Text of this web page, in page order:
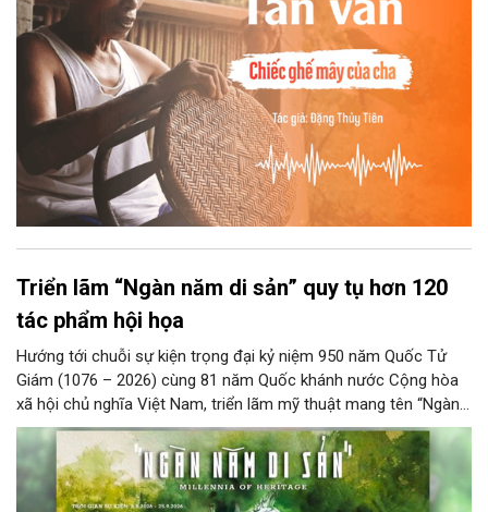
Triển lãm “Ngàn năm di sản” quy tụ hơn 120
tác phẩm hội họa
Hướng tới chuỗi sự kiện trọng đại kỷ niệm 950 năm Quốc Tử
Giám (1076 – 2026) cùng 81 năm Quốc khánh nước Cộng hòa
xã hội chủ nghĩa Việt Nam, triển lãm mỹ thuật mang tên “Ngàn
năm di sản” sẽ chính thức khai mạc vào ngày 8/8 tại Nhà Thái
Học, Di tích Quốc gia đặc biệt Văn Miếu – Quốc Tử Giám. Sự
kiện kéo dài đến ngày 25/9/2026 hứa hẹn trở thành điểm đến
văn hóa đầy sức hút, góp phần làm phong phú đời sống nghệ